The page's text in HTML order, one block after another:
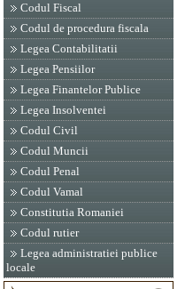
Codul Fiscal
Codul de procedura fiscala
Legea Contabilitatii
Legea Pensiilor
Legea Finantelor Publice
Legea Insolventei
Codul Civil
Codul Muncii
Codul Penal
Codul Vamal
Constitutia Romaniei
Codul rutier
Legea administratiei publice
locale